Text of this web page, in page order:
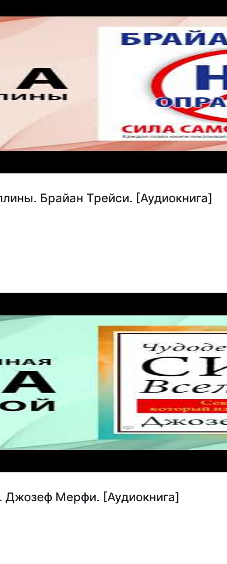
Брайан Трейси. [Аудиокнига]
Джозеф Мерфи. [Аудиокнига]